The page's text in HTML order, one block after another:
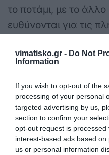
vimatisko.gr - Do Not
Information
If you wish to opt-out of the
processing of your personal
targeted advertising by us,
section to confirm your
opt-out request is
interest-based ads based
us or personal information
το ποτάμι, με το
ευθύνονται για τις
άλογα (περιοχή
Λάμπης.